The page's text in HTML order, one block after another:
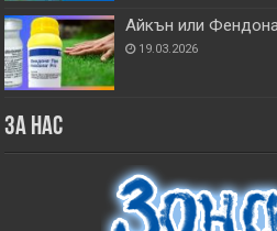
Айкън или
19.03.2026
За нас